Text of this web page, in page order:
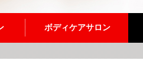
ボディケアサロン